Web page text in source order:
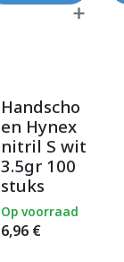
Handscho
en Hynex
nitril S wit
3.5gr 100
stuks
6,96€
Op voorraad